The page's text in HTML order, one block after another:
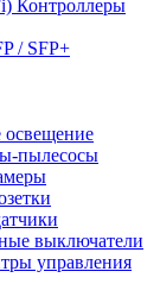
Контроллеры
/ SFP+
пылесосы
выключатели
управления